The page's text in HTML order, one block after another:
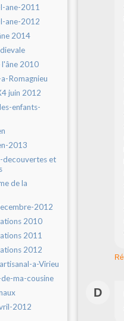
ane-2011
ane-2012
2014
l'âne 2010
Romagnieu
juin 2012
enfants-
2013
decouvertes et
de la
2012
2010
2011
2012
a-Virieu
ma-cousine
2012
D